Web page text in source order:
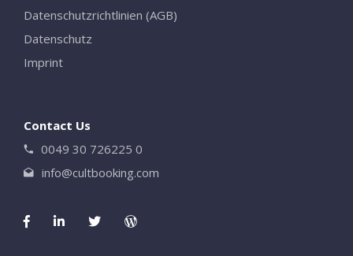
Datenschutzrichtlinien (AGB)
Datenschutz
Imprint
Contact Us
0049 30 726225 0
info@cultbooking.com